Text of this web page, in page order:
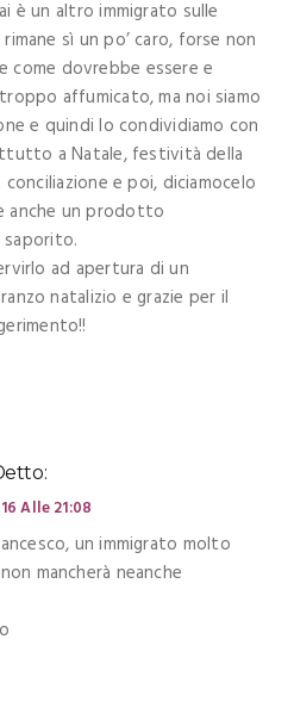
è un altro immigrato sulle
sì un po’ caro, forse non
come dovrebbe essere e
affumicato, ma noi siamo
e quindi lo condividiamo con
a Natale, festività della
conciliazione e poi, diciamocelo
anche un prodotto
ad apertura di un
natalizio e grazie per il
Alle 21:08
un immigrato molto
mancherà neanche